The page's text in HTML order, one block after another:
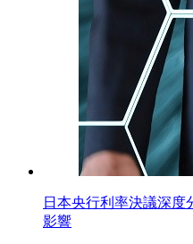
日本央行利率決議深度
影響